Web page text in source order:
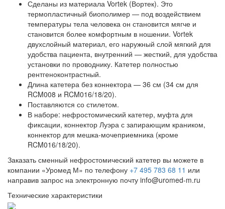
Сделаны из материала Vortek (Вортек). Это
термопластичный биополимер — под воздействием
температуры тела человека он становится мягче и
становится более комфортным в ношении. Vortek
двухслойный материал, его наружный слой мягкий для
удобства пациента, внутренний — жесткий, для удобства
установки по проводнику. Катетер полностью
рентгеноконтрастный.
Длина катетера без коннектора — 36 см (34 см для
RCM008 и RCM016/18/20).
Поставляются со стилетом.
В наборе: нефростомический катетер, муфта для
фиксации, коннектор Луэра с запирающим краником,
коннектор для мешка-мочеприемника (кроме
RCM016/18/20).
Заказать сменный нефростомический катетер вы можете в
компании «Уромед М» по телефону +7 495 783 68 11 или
направив запрос на электронную почту info@uromed-m.ru
Технические характеристики